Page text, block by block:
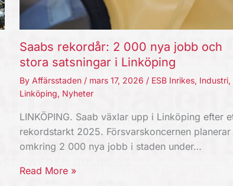
Saabs rekordår: 2 000 nya jobb och
stora satsningar i Linköping
By Affärsstaden / mars 17, 2026 / ESB Inrikes, Industri,
Linköping, Nyheter
LINKÖPING. Saab växlar upp i Linköping efter
rekordstarkt 2025. Försvarskoncernen planerar
omkring 2 000 nya jobb i staden under…
Read More »